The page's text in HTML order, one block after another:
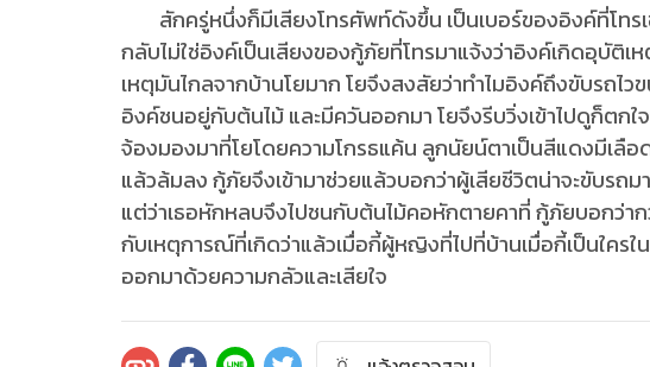
สักครู่หนึ่งก็มีเสียงโทรศัพท์ดังขึ้น เป็นเบอร์ของอิงค์ที่โทร
กลับไม่ใช่อิงค์เป็นเสียงของกู้ภัยที่โทรมาแจ้งว่าอิงค์เกิดอุบัติเ
เหตุมันไกลจากบ้านโยมาก โยจึงสงสัยว่าทำไมอิงค์ถึงขับรถไว
อิงค์ชนอยู่กับต้นไม้ และมีควันออกมา โยจึงรีบวิ่งเข้าไปดูก็ตก
จ้องมองมาที่โยโดยความโกรธแค้น ลูกนัยน์ตาเป็นสีแดงมีเลื
แล้วล้มลง กู้ภัยจึงเข้ามาช่วยแล้วบอกว่าผู้เสียชีวิตน่าจะขับร
แต่ว่าเธอหักหลบจึงไปชนกับต้นไม้คอหักตายคาที่ กู้ภัยบอกว่า
กับเหตุการณ์ที่เกิดว่าแล้วเมื่อกี้ผู้หญิงที่ไปที่บ้านเมื่อกี้เป็นใคร
ออกมาด้วยความกลัวและเสียใจ